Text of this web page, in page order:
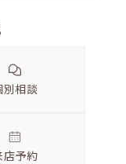
別相談
店予約